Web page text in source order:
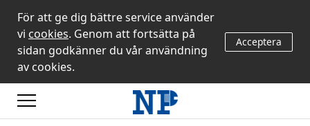
För att ge dig bättre service använder
vi cookies. Genom att fortsätta på
sidan godkänner du vår användning
av cookies.
Acceptera